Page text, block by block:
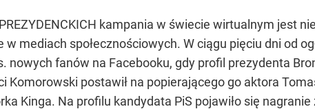
PREZYDENCKICH kampania w świecie wirtualnym jest
w mediach społecznościowych. W ciągu pięciu dni od
nowych fanów na Facebooku, gdy profil prezydenta
Komorowski postawił na popierającego go aktora
Kinga. Na profilu kandydata PiS pojawiło się